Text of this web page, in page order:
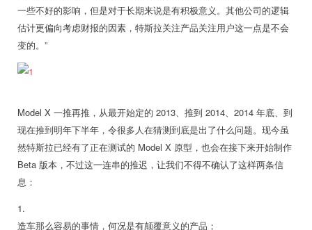
一些不好的影响，但是对于长期来说是有积极意义。其他公司的逻辑
估计更偏向考虑财报的因素，特斯拉关注产品关注用户这一点是不会
变的。”
Model X 一推再推，从最开始定的 2013、推到 2014、2014 年底、到
现在推到明年下半年，令很多人在猜测到底是出了什么问题。现今虽
然特斯拉已经有了正在测试的 Model X 原型，也会在接下来开始制作
Beta 版本，不过这一连串的推迟，让我们不得不确认了这样两条信
息：
1.
造车那么容易的事情，何况是有颠覆意义的产品；